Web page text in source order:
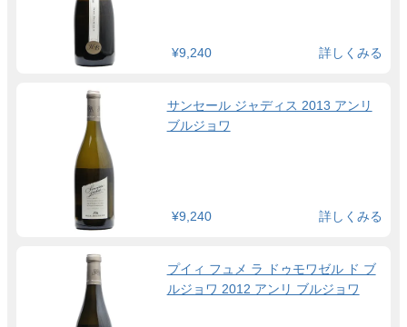
¥9,240 詳しくみる
サンセール ジャディス 2013 アンリ
ブルジョワ
¥9,240 詳しくみる
プイィ フュメ ラ ドゥモワゼル ド ブ
ルジョワ 2012 アンリ ブルジョワ